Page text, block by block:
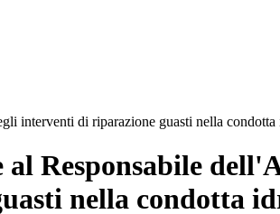
interventi di riparazione guasti nella condotta
Responsabile
nella condotta